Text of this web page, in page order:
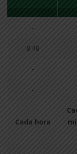
-
8.48
-
-
Cada hora